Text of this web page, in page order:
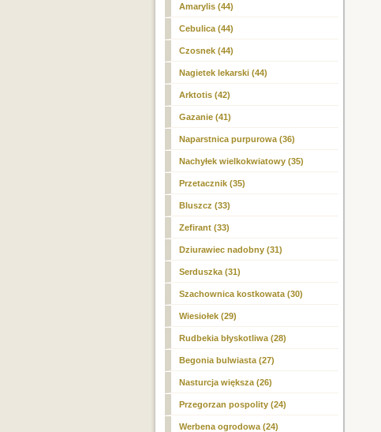
Amarylis (44)
Cebulica (44)
Czosnek (44)
Nagietek lekarski (44)
Arktotis (42)
Gazanie (41)
Naparstnica purpurowa (36)
Nachyłek wielkokwiatowy (35)
Przetacznik (35)
Bluszcz (33)
Zefirant (33)
Dziurawiec nadobny (31)
Serduszka (31)
Szachownica kostkowata (30)
Wiesiołek (29)
Rudbekia błyskotliwa (28)
Begonia bulwiasta (27)
Nasturcja większa (26)
Przegorzan pospolity (24)
Werbena ogrodowa (24)